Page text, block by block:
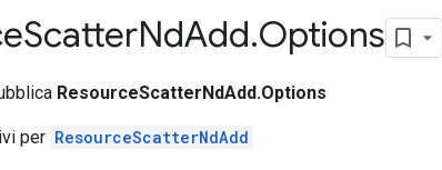
ScatterNdAdd.Options
ResourceScatterNdAdd.Options
per ResourceScatterNdAdd